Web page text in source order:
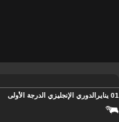
01 يناير الدوري الإنجليزي الدرجة الأولى